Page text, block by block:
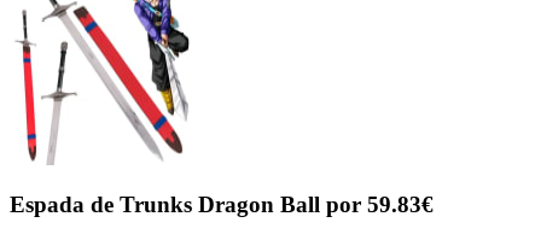
Espada de Trunks Dragon Ball por 59.83€